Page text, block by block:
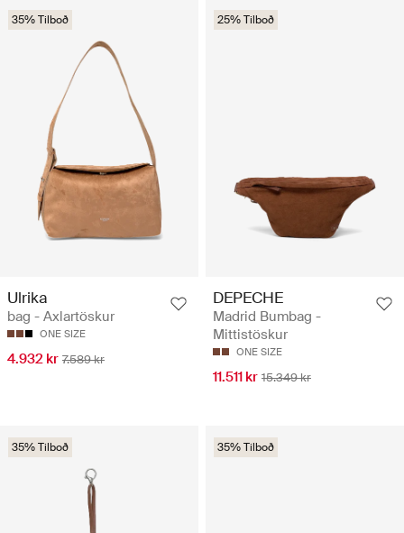
35% Tilboð
Ulrika
bag - Axlartöskur
ONE SIZE
4.932 kr 7.589 kr
25% Tilboð
DEPECHE
Madrid Bumbag -
Mittistöskur
ONE SIZE
11.511 kr 15.349 kr
35% Tilboð 35% Tilboð